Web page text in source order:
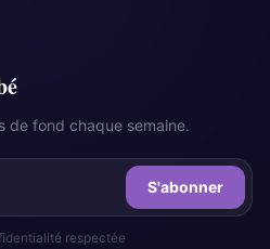
de fond chaque semaine.
S'abonner
respectée